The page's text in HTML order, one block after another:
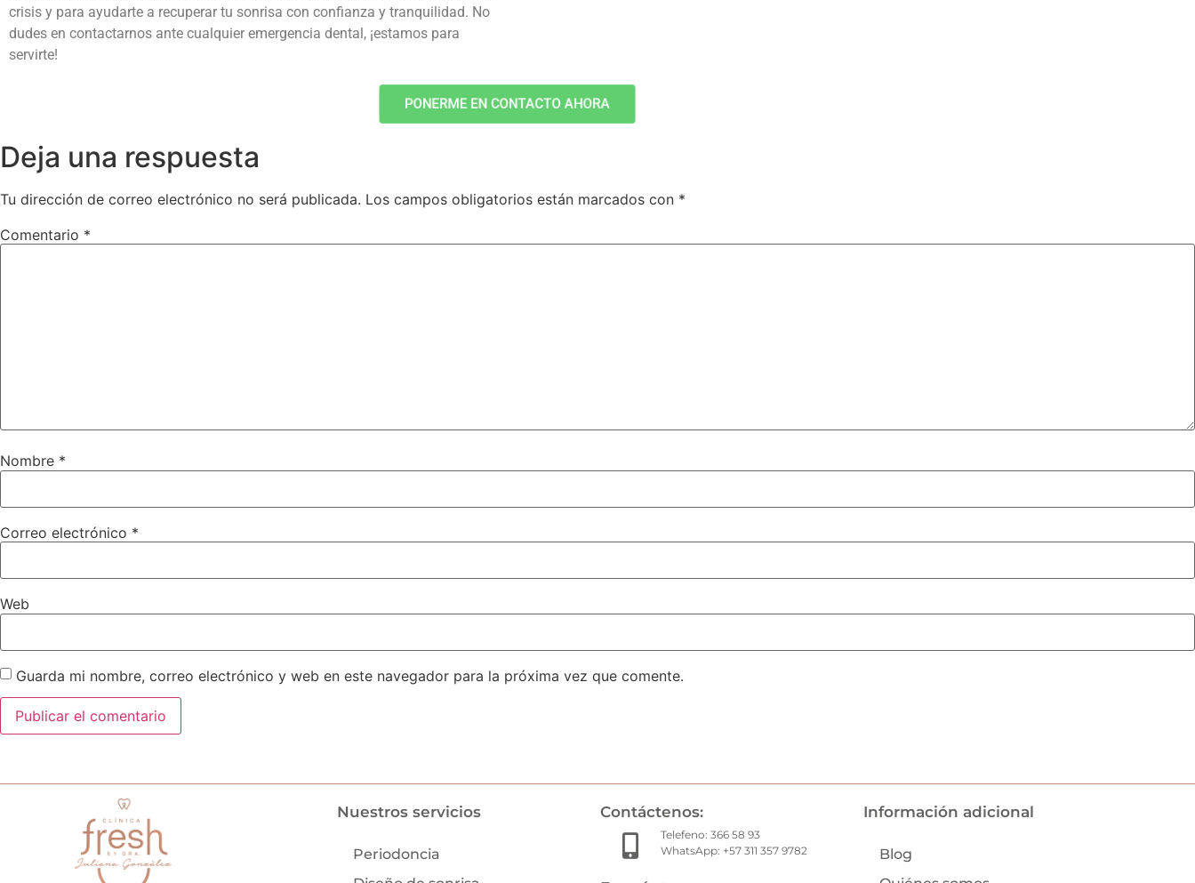
crisis y para ayudarte a recuperar tu sonrisa con confianza y tranquilidad. No
dudes en contactarnos ante cualquier emergencia dental, ¡estamos para
servirte!
PONERME EN CONTACTO AHORA
Deja una respuesta
Tu dirección de correo electrónico no será publicada. Los campos obligatorios están marcados con *
Comentario *
Nombre *
Correo electrónico *
Web
Guarda mi nombre, correo electrónico y web en este navegador para la próxima vez que comente.
Nuestros servicios
Periodoncia
Contáctenos:
Telefeno: 366 58 93
WhatsApp: +57 311 357 9782
Información adicional
Blog